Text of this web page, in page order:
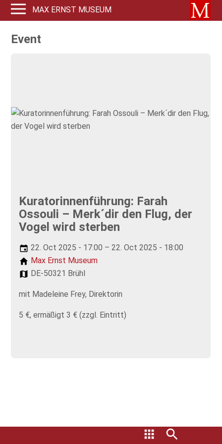
MAX ERNST MUSEUM
Event
Kuratorinnenführung: Farah
Ossouli – Merk´dir den Flug, der
Vogel wird sterben
22. Oct 2025 - 17:00 – 22. Oct 2025 - 18:00
Max Ernst Museum
DE-50321 Brühl
mit Madeleine Frey, Direktorin
5 €, ermäßigt 3 € (zzgl. Eintritt)